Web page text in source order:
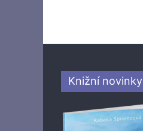
Knižní novinky